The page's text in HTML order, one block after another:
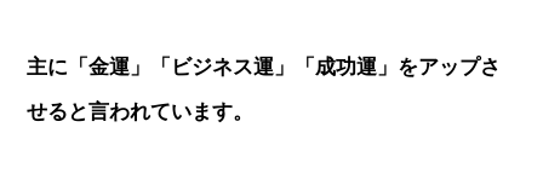
主に「金運」「ビジネス運」「成功運」をアップさ
せると言われています。